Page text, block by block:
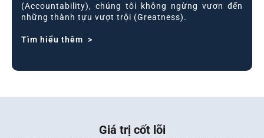
(Accountability), chúng tôi không ngừng vươn đến
những thành tựu vượt trội (Greatness).
Tìm hiểu thêm >
Giá trị cốt lõi